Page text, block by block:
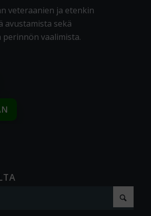
veteraanien ja etenkin
avustamista sekä
vaalimista.